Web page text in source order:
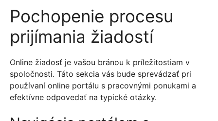
Pochopenie procesu
prijímania žiadostí
Online žiadosť je vašou bránou k príležitostiam v
spoločnosti. Táto sekcia vás bude sprevádzať pri
používaní online portálu s pracovnými ponukami a
efektívne odpovedať na typické otázky.